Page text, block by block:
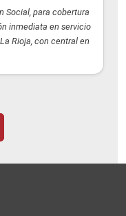
Social, para cobertura
inmediata en servicio
Rioja, con central en